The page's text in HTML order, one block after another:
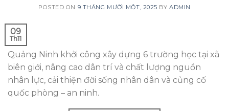
POSTED ON 9 THÁNG MƯỜI MỘT, 2025 BYADMIN
09
Th11
Quảng Ninh khởi công xây dựng 6 trường học tại xã
biên giới, nâng cao dân trí và chất lượng nguồn
nhân lực, cải thiện đời sống nhân dân và củng cố
quốc phòng – an ninh.